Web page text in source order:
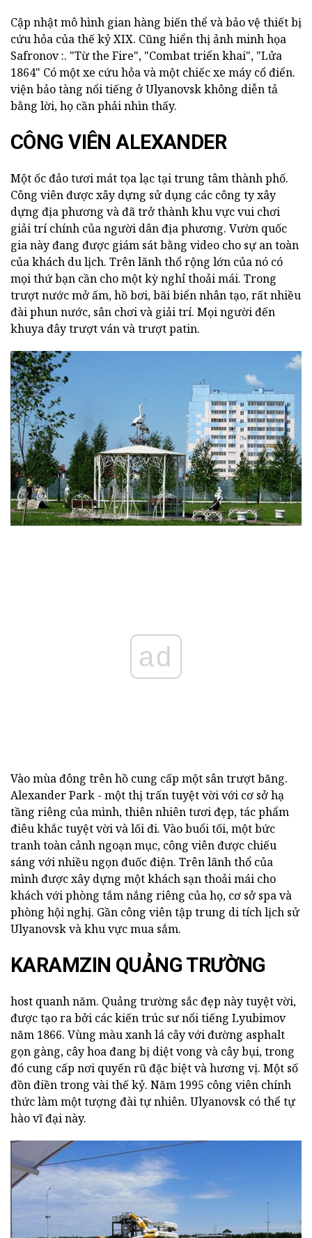
Cập nhật mô hình gian hàng biến thể và bảo vệ thiết bị
cứu hỏa của thế kỷ XIX. Cũng hiển thị ảnh minh họa
Safronov :. "Từ the Fire", "Combat triển khai", "Lửa
1864" Có một xe cứu hỏa và một chiếc xe máy cổ điển.
viện bảo tàng nổi tiếng ở Ulyanovsk không diễn tả
bằng lời, họ cần phải nhìn thấy.
CÔNG VIÊN ALEXANDER
Một ốc đảo tươi mát tọa lạc tại trung tâm thành phố.
Công viên được xây dựng sử dụng các công ty xây
dựng địa phương và đã trở thành khu vực vui chơi
giải trí chính của người dân địa phương. Vườn quốc
gia này đang được giám sát bằng video cho sự an toàn
của khách du lịch. Trên lãnh thổ rộng lớn của nó có
mọi thứ bạn cần cho một kỳ nghỉ thoải mái. Trong
trượt nước mở ấm, hồ bơi, bãi biển nhân tạo, rất nhiều
đài phun nước, sân chơi và giải trí. Mọi người đến
khuya đây trượt ván và trượt patin.
ad
Vào mùa đông trên hồ cung cấp một sân trượt băng.
Alexander Park - một thị trấn tuyệt vời với cơ sở hạ
tầng riêng của mình, thiên nhiên tươi đẹp, tác phẩm
điêu khắc tuyệt vời và lối đi. Vào buổi tối, một bức
tranh toàn cảnh ngoạn mục, công viên được chiếu
sáng với nhiều ngọn đuốc điện. Trên lãnh thổ của
mình được xây dựng một khách sạn thoải mái cho
khách với phòng tắm nắng riêng của họ, cơ sở spa và
phòng hội nghị. Gần công viên tập trung di tích lịch sử
Ulyanovsk và khu vực mua sắm.
KARAMZIN QUẢNG TRƯỜNG
host quanh năm. Quảng trường sắc đẹp này tuyệt vời,
được tạo ra bởi các kiến trúc sư nổi tiếng Lyubimov
năm 1866. Vùng màu xanh lá cây với đường asphalt
gọn gàng, cây hoa đang bị diệt vong và cây bụi, trong
đó cung cấp nơi quyến rũ đặc biệt và hương vị. Một số
đồn điền trong vài thế kỷ. Năm 1995 công viên chính
thức làm một tượng đài tự nhiên. Ulyanovsk có thể tự
hào vĩ đại này.